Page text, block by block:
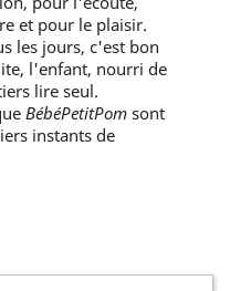
et pour le plaisir.
les jours, c'est bon
l'enfant, nourri de
lire seul.
BébéPetitPom sont
instants de